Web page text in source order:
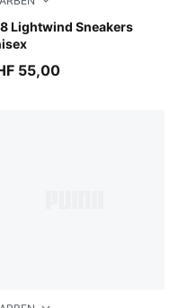
White
Lightwind Sneakers
Depths-PUMA White-
55,00